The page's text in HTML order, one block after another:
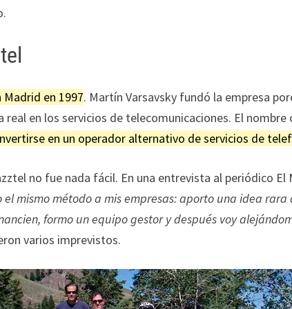
en 1997. Martín Varsavsky fundó la empresa
real en los servicios de telecomunicaciones. El
en un operador alternativo de servicios de
no fue nada fácil. En una entrevista al periódico El
el mismo método a mis empresas: aporto una idea
formo un equipo gestor y después voy
varios imprevistos.